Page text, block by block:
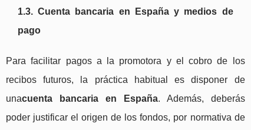
1.3. Cuenta bancaria en España y medios de
pago
Para facilitar pagos a la promotora y el cobro de los
recibos futuros, la práctica habitual es disponer de
unacuenta bancaria en España. Además, deberás
poder justificar el origen de los fondos, por normativa de